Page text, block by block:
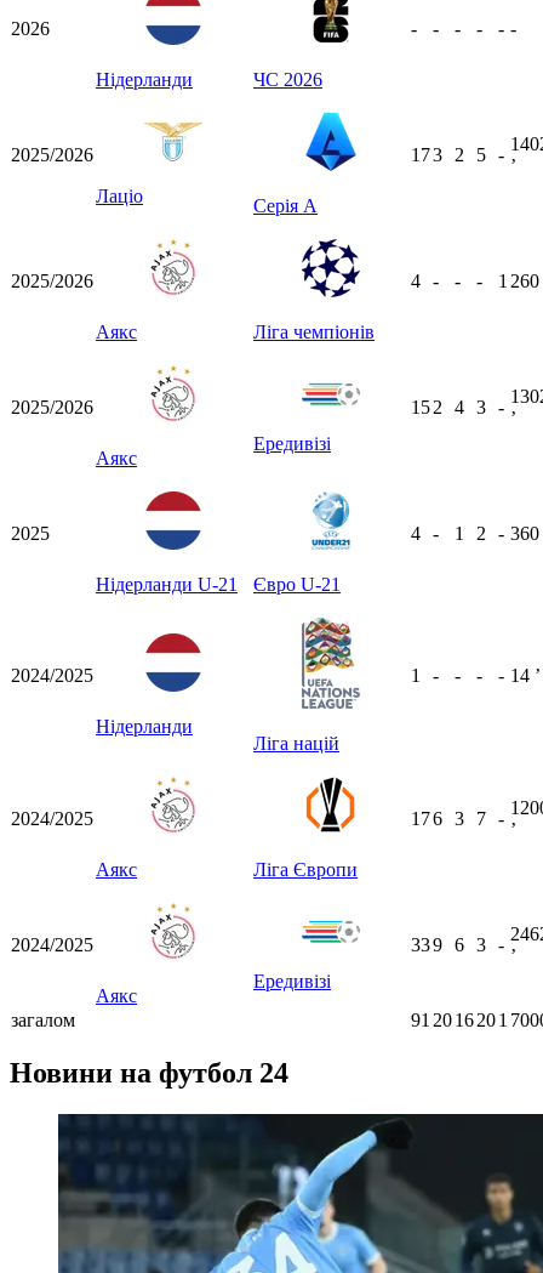
2026
Нідерланди ЧС 2026
- - - - - -
2025/2026
Лаціо
Серія А
173 2 5 -
ʼ
2025/2026
Аякс Ліга чемпіонів
4 - - - 1 260
2025/2026
Аякс
Ередивізі
152 4 3 -
ʼ
2025
Нідерланди U-21 Євро U-21
4 - 1 2 - 360
2024/2025
Нідерланди
Ліга націй
1 - - - - 14 ʼ
2024/2025
Аякс Ліга Європи
176 3 7 -
ʼ
2024/2025
Аякс
Ередивізі
339 6 3 -
ʼ
загалом 91 2016201
Новини на футбол 24